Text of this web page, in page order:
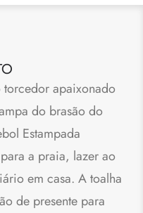
torcedor apaixonado
do brasão do
Estampada
a praia, lazer ao
em casa. A toalha
de presente para